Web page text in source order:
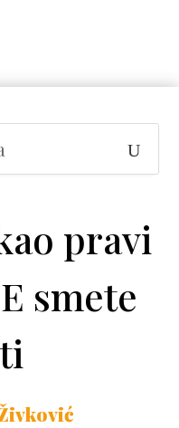
pravi
smete